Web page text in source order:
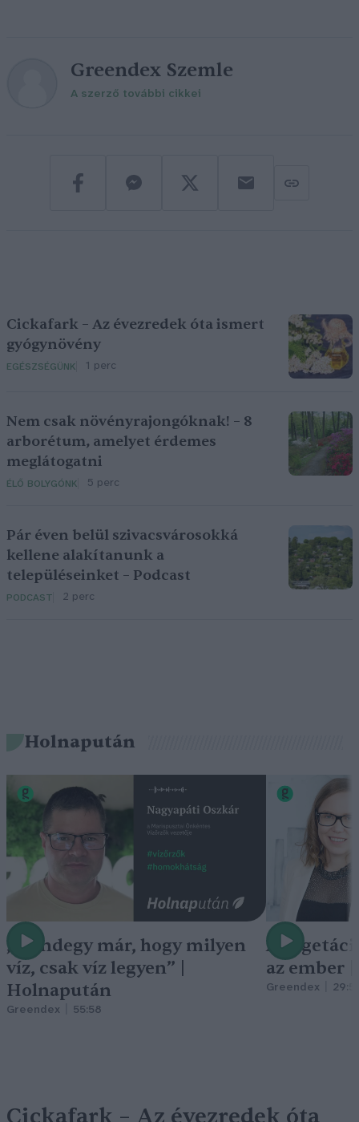
Greendex Szemle
A szerző további cikkei
Cickafark – Az évezredek óta ismert
gyógynövény
EGÉSZSÉGÜNK 1 perc
Nem csak növényrajongóknak! – 8
arborétum, amelyet érdemes
meglátogatni
ÉLŐ BOLYGÓNK 5 perc
Pár éven belül szivacsvárosokká
kellene alakítanunk a
településeinket – Podcast
PODCAST 2 perc
Holnapután
„Mindegy már, hogy milyen
víz, csak víz legyen” |
Holnapután
Greendex 55:58
A
az ember
Greendex